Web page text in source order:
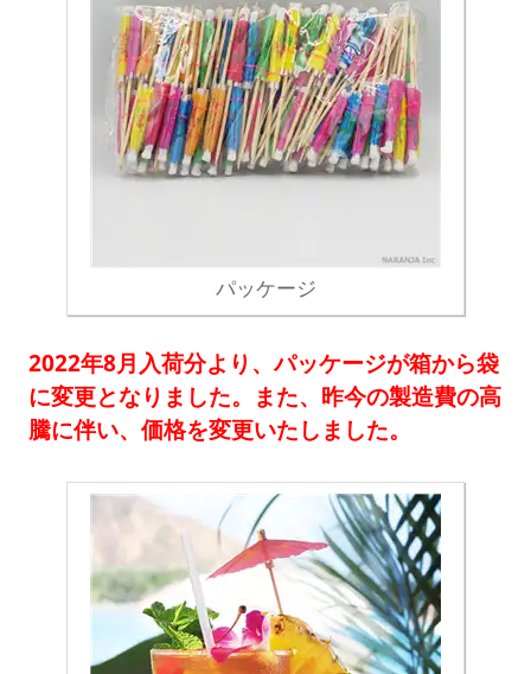
パッケージ
2022年8月入荷分より、パッケージが箱から袋
に変更となりました。また、昨今の製造費の高
騰に伴い、価格を変更いたしました。